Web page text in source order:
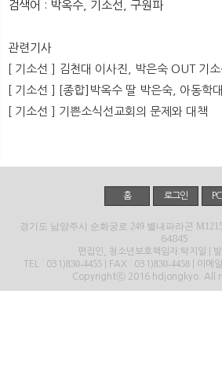
검색어 : 박옥수, 기소선, 구원파
관련기사
[ 기소선 ] 김천대 이사진, 박은숙 OUT 기소
[ 기소선 ] [종합]박옥수 딸 박은숙, 아동학
[ 기소선 ] 기쁜소식선교회의 문제와 대책
홈 로그인
경기도 남양주시 순화궁로 249 별내파라곤 M1215
64845
편집인, 청소년보호책임자:탁지일 |
TEL : 031)830-4455 | FAX : 031)830-4458 | 이메
Copyrightⓒ 2016 hdjongkyo. All